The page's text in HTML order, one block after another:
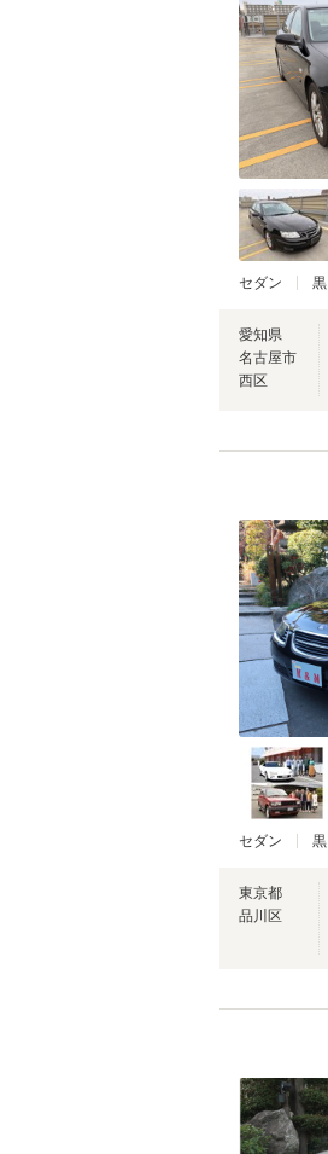
セダン 黒
愛知県
名古屋市
西区
セダン 黒
東京都
品川区